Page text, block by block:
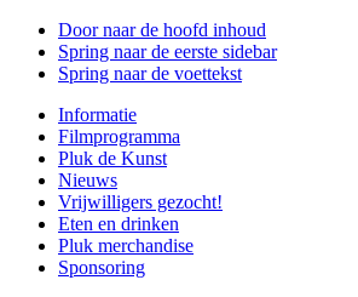
Door naar de hoofd inhoud
Spring naar de eerste sidebar
Spring naar de voettekst
Informatie
Filmprogramma
Pluk de Kunst
Nieuws
Vrijwilligers gezocht!
Eten en drinken
Pluk merchandise
Sponsoring